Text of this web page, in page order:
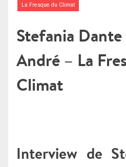
La Fresque du Climat
Stefania
André – La
Climat
Interview de